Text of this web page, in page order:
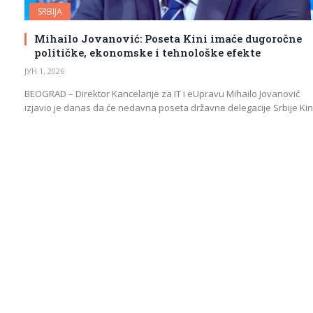
SRBIJA
Mihailo Jovanović: Poseta Kini imaće dugoročne
političke, ekonomske i tehnološke efekte
ЈУН 1, 2026
BEOGRAD – Direktor Kancelarije za IT i eUpravu Mihailo Jovanović
izjavio je danas da će nedavna poseta državne delegacije Srbije